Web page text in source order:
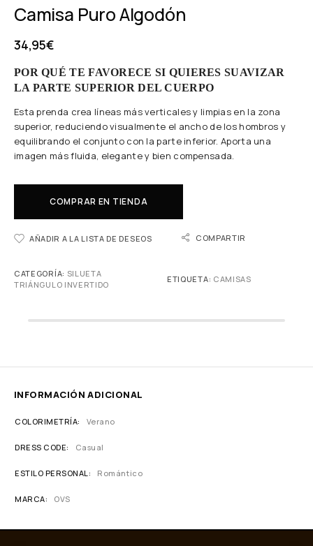
Camisa Puro Algodón
34,95€
POR QUÉ TE FAVORECE SI QUIERES SUAVIZAR
LA PARTE SUPERIOR DEL CUERPO
Esta prenda crea líneas más verticales y limpias en la zona
superior, reduciendo visualmente el ancho de los hombros y
equilibrando el conjunto con la parte inferior. Aporta una
imagen más fluida, elegante y bien compensada.
COMPRAR EN TIENDA
AÑADIR A LA LISTA DE DESEOS COMPARTIR
CATEGORÍA: SILUETA
TRIÁNGULO INVERTIDO
ETIQUETA: CAMISAS
INFORMACIÓN ADICIONAL
COLORIMETRÍA Verano
DRESS CODE Casual
ESTILO PERSONAL Romántico
MARCA OVS